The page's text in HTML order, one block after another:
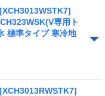
専用ト
標準タイプ 寒冷地